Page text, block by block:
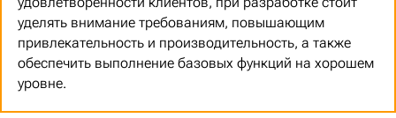
уделять внимание требованиям, повышающим
привлекательность и производительность, а также
обеспечить выполнение базовых функций на хорошем
уровне.